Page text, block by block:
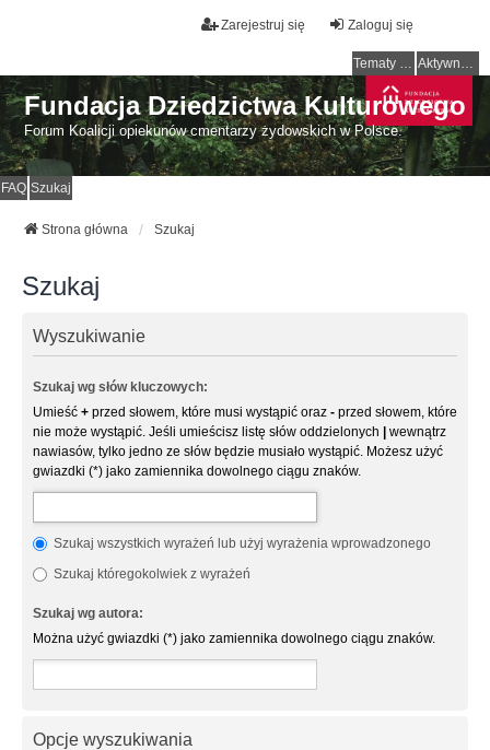
Zaloguj się
Zarejestruj się
Tematy bez odpowiedzi Aktywne tematy
Fundacja Dziedzictwa Kulturowego
Forum Koalicji opiekunów cmentarzy żydowskich w Polsce.
FAQ Szukaj
Strona główna Szukaj
Szukaj
Wyszukiwanie
Szukaj wg słów kluczowych:
Umieść + przed słowem, które musi wystąpić oraz - przed słowem, które
nie może wystąpić. Jeśli umieścisz listę słów oddzielonych | wewnątrz
nawiasów, tylko jedno ze słów będzie musiało wystąpić. Możesz użyć
gwiazdki (*) jako zamiennika dowolnego ciągu znaków.
Szukaj wszystkich wyrażeń lub użyj wyrażenia wprowadzonego
Szukaj któregokolwiek z wyrażeń
Szukaj wg autora:
Można użyć gwiazdki (*) jako zamiennika dowolnego ciągu znaków.
Opcje wyszukiwania